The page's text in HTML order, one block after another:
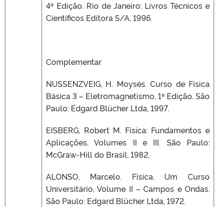
4ª Edição. Rio de Janeiro: Livros Técnicos e
Científicos Editora S/A, 1996.
Complementar
NUSSENZVEIG, H. Moysés. Curso de Física
Básica 3 – Eletromagnetismo, 1ª Edição. São
Paulo: Edgard Blücher Ltda, 1997.
EISBERG, Robert M. Física: Fundamentos e
Aplicações, Volumes II e III. São Paulo:
McGraw-Hill do Brasil, 1982.
ALONSO, Marcelo. Física, Um Curso
Universitário, Volume II – Campos e Ondas.
São Paulo: Edgard Blücher Ltda, 1972.